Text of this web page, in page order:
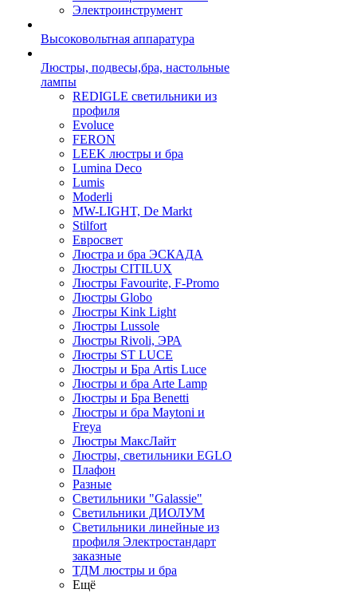
Электроинструмент
Высоковольтная аппаратура
Люстры, подвесы,бра, настольные
лампы
REDIGLE светильники из
профиля
Evoluce
FERON
LEEK люстры и бра
Lumina Deco
Lumis
Moderli
MW-LIGHT, De Markt
Stilfort
Евросвет
Люстра и бра ЭСКАДА
Люстры CITILUX
Люстры Favourite, F-Promo
Люстры Globo
Люстры Kink Light
Люстры Lussole
Люстры Rivoli, ЭРА
Люстры ST LUCE
Люстры и Бра Artis Luce
Люстры и бра Arte Lamp
Люстры и Бра Benetti
Люстры и бра Maytoni и
Freya
Люстры МаксЛайт
Люстры, светильники EGLO
Плафон
Разные
Светильники "Galassie"
Светильники ДИОЛУМ
Светильники линейные из
профиля Электростандарт
заказные
ТДМ люстры и бра
Ещё